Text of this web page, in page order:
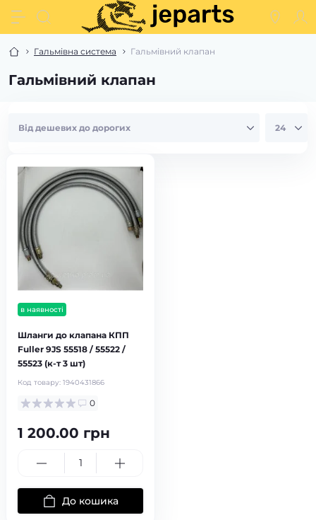
Гальмівна система Гальмівний клапан
Гальмівний клапан
в наявності
Шланги до клапана КПП
Fuller 9JS 55518 / 55522 /
55523 (к-т 3 шт)
Код товару: 1940431866
0
1 200.00 грн
До кошика